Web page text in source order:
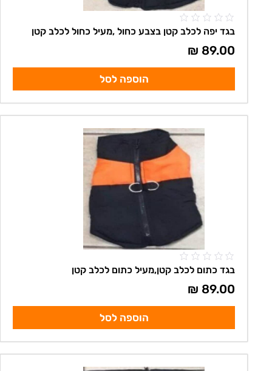
בגד יפה לכלב קטן בצבע כחול ,מעיל כחול לכלב קטן
89.00
₪
הוספה לסל
בגד כתום לכלב קטן,מעיל כתום לכלב קטן
89.00
₪
הוספה לסל